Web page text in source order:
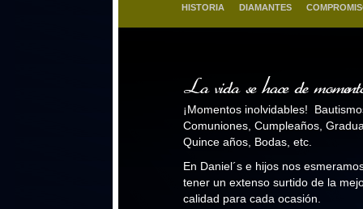
HISTORIA DIAMANTES
¡Momentos inolvidables!
Comuniones, Cumpleaños,
Quince años, Bodas, etc.
En Daniel´s e hijos nos
tener un extenso surtido de la
calidad para cada ocasión.